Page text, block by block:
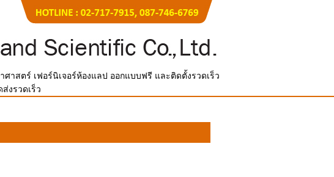
าสตร์ เฟอร์นิเจอร์ห้องแลป ออกแบบฟรี และติดตั้งรวดเร็ว
งรวดเร็ว